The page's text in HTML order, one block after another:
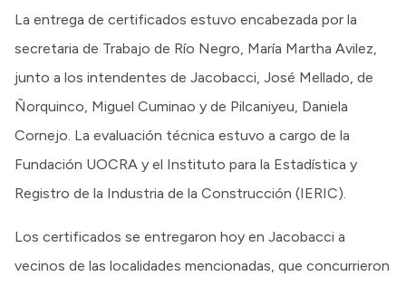
La entrega de certificados estuvo encabezada por la
secretaria de Trabajo de Río Negro, María Martha Avilez,
junto a los intendentes de Jacobacci, José Mellado, de
Ñorquinco, Miguel Cuminao y de Pilcaniyeu, Daniela
Cornejo. La evaluación técnica estuvo a cargo de la
Fundación UOCRA y el Instituto para la Estadística y
Registro de la Industria de la Construcción (IERIC).
Los certificados se entregaron hoy en Jacobacci a
vecinos de las localidades mencionadas, que concurrieron